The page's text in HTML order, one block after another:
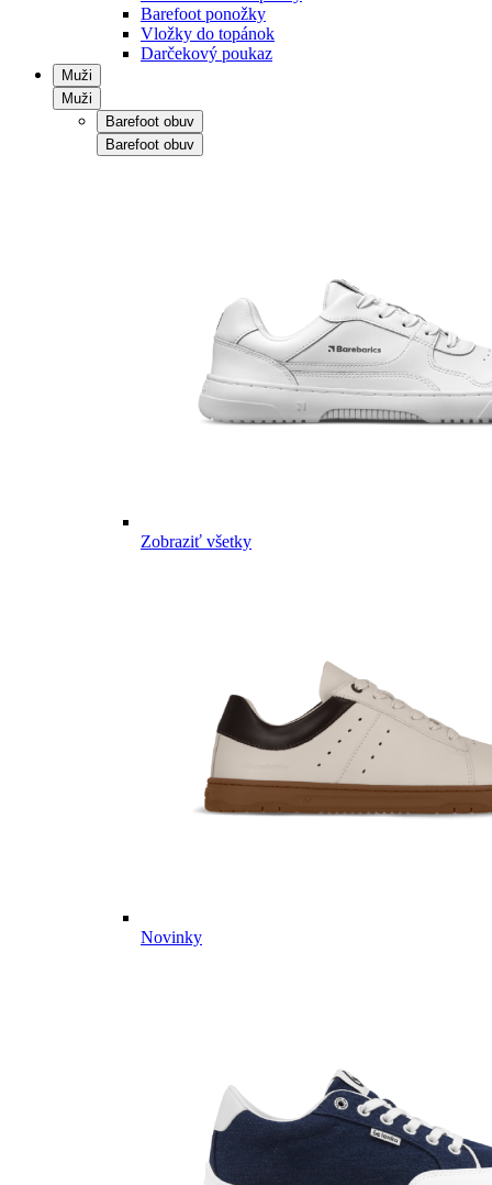
Barefoot ponožky
Vložky do topánok
Darčekový poukaz
Muži
Muži
Barefoot obuv
Barefoot obuv
Zobraziť všetky
Novinky